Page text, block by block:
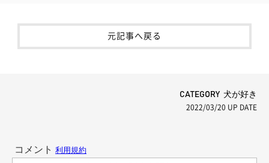
元記事へ戻る
CATEGORY 犬が好き
2022/03/20 UP DATE